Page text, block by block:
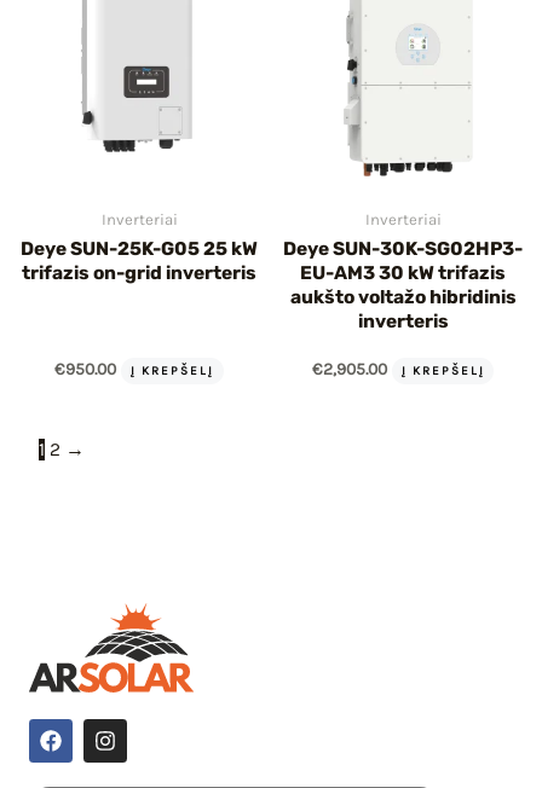
Inverteriai
Deye SUN-25K-G05 25 kW
trifazis on-grid inverteris
€950.00 Į KREPŠELĮ
Inverteriai
Deye SUN-30K-SG02HP3-
EU-AM3 30 kW trifazis
aukšto voltažo hibridinis
inverteris
€2,905.00 Į KREPŠELĮ
1 2 →
F
a
I
n